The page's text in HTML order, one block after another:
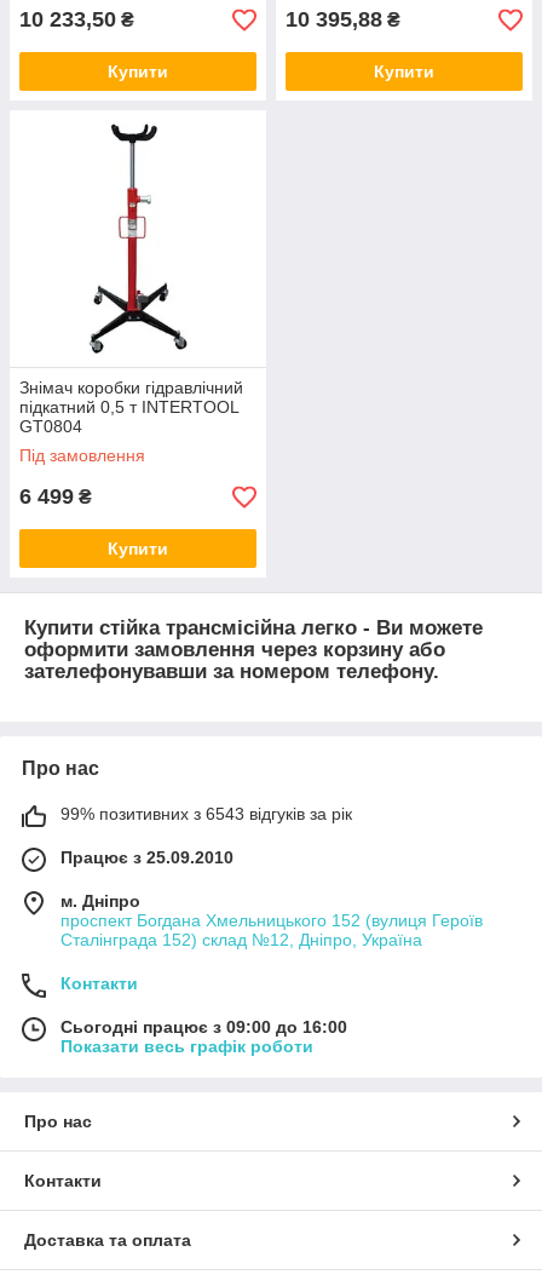
10 233,50 ₴
Купити
10 395,88 ₴
Купити
Знімач коробки гідравлічний
підкатний 0,5 т INTERTOOL
GT0804
Під замовлення
6 499 ₴
Купити
Купити стійка трансмісійна легко - Ви можете
оформити замовлення через корзину або
зателефонувавши за номером телефону.
Про нас
99% позитивних з 6543 відгуків за рік
Працює з 25.09.2010
м. Дніпро
проспект Богдана Хмельницького 152 (вулиця Героїв
Сталінграда 152) склад №12, Дніпро, Україна
Контакти
Сьогодні працює з 09:00 до 16:00
Показати весь графік роботи
Про нас
Контакти
Доставка та оплата